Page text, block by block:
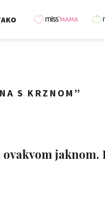
S KRZNOM ”
jaknom.